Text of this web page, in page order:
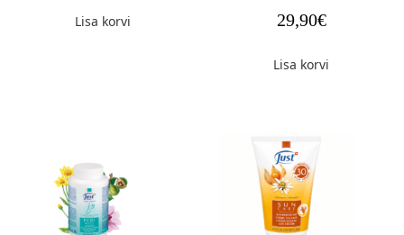
Lisa korvi €
29,90
Lisa korvi